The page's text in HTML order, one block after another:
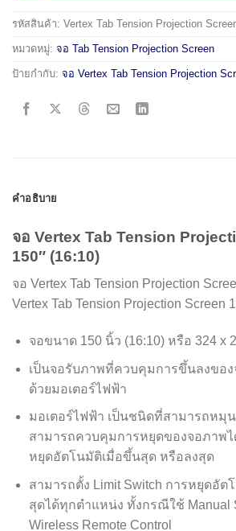
รหัสสินค้า: Vertex Tab Tension Projection
หมวดหมู่: จอ Tab Tension Projection Screen
ป้ายกำกับ: จอ Vertex Tab Tension Projection
คำอธิบาย
จอ Vertex Tab Tension
150″ (16:10)
จอ Vertex Tab Tension Projection
Vertex Tab Tension Projection Screen
จอขนาด 150 นิ้ว (16:10) หรือ 324 x
เป็นจอรับภาพที่ควบคุมการขึ้นลงขอ
ด้วยมอเตอร์ไฟฟ้า
มอเตอร์ไฟฟ้า เป็นชนิดที่สามารถหมุ
สามารถควบคุมการหยุดของจอภาพ
หยุดอัตโนมัติเมื่อขึ้นสุด หรือลงสุด
สามารถตั้ง Limit Switch การหยุดอัต
สุดได้ทุกตำแหน่ง ทั้งกรณีใช้ Manual
Wireless Remote Control